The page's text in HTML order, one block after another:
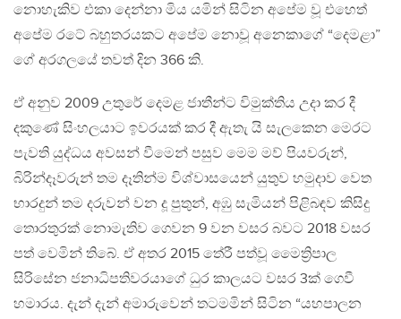
නොහැකිව එකා දෙන්නා මිය යමින් සිටින අපේම වූ එහෙත්
අපේම රටේ බහුතරයකට අපේම නොවූ අනෙකාගේ “දෙමළා”
ගේ අරගලයේ තවත් දින 366 කි.
ඒ අනුව 2009 උතුරේ දෙමළ ජාතීන්ට විමුක්තිය උදා කර දී
දකුණේ සිංහලයාට ඉවරයක් කර දී ඇතැ යි සැලකෙන මෙරට
පැවති යුද්ධය අවසන් වීමෙන් පසුව මෙම මව් පියවරුන්,
බිරින්දෑවරුන් තම දෑතින්ම විශ්වාසයෙන් යුතුව හමුදාව වෙත
භාරදුන් තම දරුවන් වන දූ පුතුන්, අඹු සැමියන් පිළිබඳව කිසිදු
තොරතුරක් නොමැතිව ගෙවන 9 වන වසර බවට 2018 වසර
පත් වෙමින් තිබේ. ඒ අතර 2015 තේරී පත්වූ මෛත්‍රිපාල
සිරිසේන ජනාධිපතිවරයාගේ ධුර කාලයට වසර 3ක් ගෙවී
හමාරය. දැන් දැන් අමාරුවෙන් තටමමින් සිටින “යහපාලන